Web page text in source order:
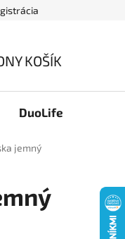
podmienky
KOŠÍK
DuoLife
jemný